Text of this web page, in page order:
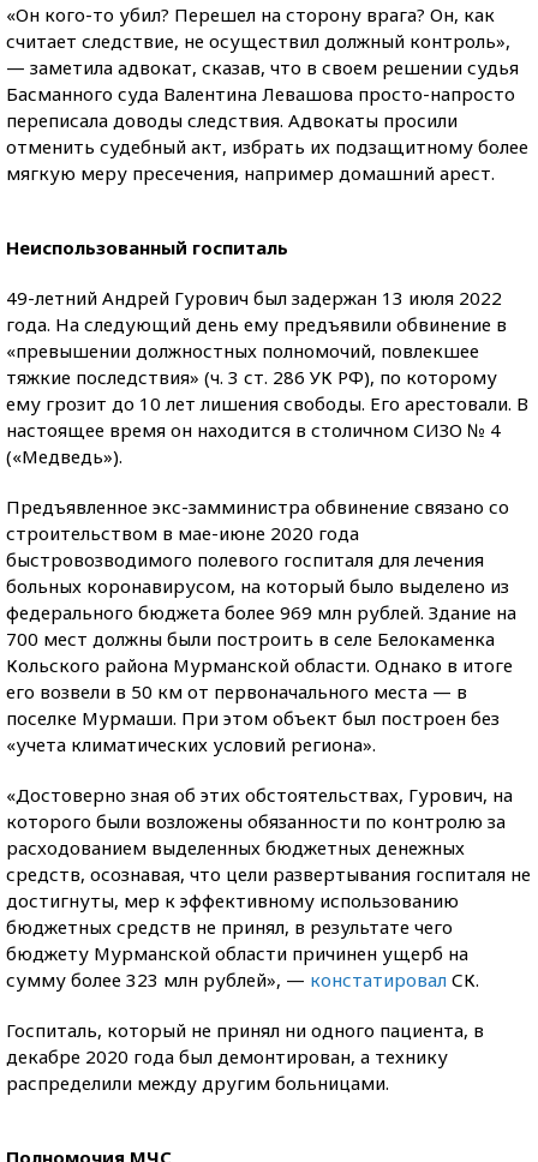
«Он кого-то убил? Перешел на сторону врага? Он, как
считает следствие, не осуществил должный контроль»,
— заметила адвокат, сказав, что в своем решении судья
Басманного суда Валентина Левашова просто-напросто
переписала доводы следствия. Адвокаты просили
отменить судебный акт, избрать их подзащитному более
мягкую меру пресечения, например домашний арест.
Неиспользованный госпиталь
49-летний Андрей Гурович был задержан 13 июля 2022
года. На следующий день ему предъявили обвинение в
«превышении должностных полномочий, повлекшее
тяжкие последствия» (ч. 3 ст. 286 УК РФ), по которому
ему грозит до 10 лет лишения свободы. Его арестовали. В
настоящее время он находится в столичном СИЗО № 4
(«Медведь»).
Предъявленное экс-замминистра обвинение связано со
строительством в мае-июне 2020 года
быстровозводимого полевого госпиталя для лечения
больных коронавирусом, на который было выделено из
федерального бюджета более 969 млн рублей. Здание на
700 мест должны были построить в селе Белокаменка
Кольского района Мурманской области. Однако в итоге
его возвели в 50 км от первоначального места — в
поселке Мурмаши. При этом объект был построен без
«учета климатических условий региона».
«Достоверно зная об этих обстоятельствах, Гурович, на
которого были возложены обязанности по контролю за
расходованием выделенных бюджетных денежных
средств, осознавая, что цели развертывания госпиталя не
достигнуты, мер к эффективному использованию
бюджетных средств не принял, в результате чего
бюджету Мурманской области причинен ущерб на
сумму более 323 млн рублей», — констатировал СК.
Госпиталь, который не принял ни одного пациента, в
декабре 2020 года был демонтирован, а технику
распределили между другим больницами.
Полномочия МЧС